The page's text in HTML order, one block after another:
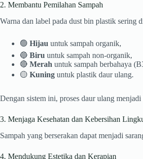
2. Membantu Pemilahan Sampah
Warna dan label pada dust bin plastik sering
🟢 Hijau untuk sampah organik,
🔵 Biru untuk sampah non-organik,
🔴 Merah untuk sampah berbahaya
🟡 Kuning untuk plastik daur ulang.
Dengan sistem ini, proses daur ulang
3. Menjaga Kesehatan dan Kebersihan
Sampah yang berserakan dapat menjadi
4. Mendukung Estetika dan Kerapian